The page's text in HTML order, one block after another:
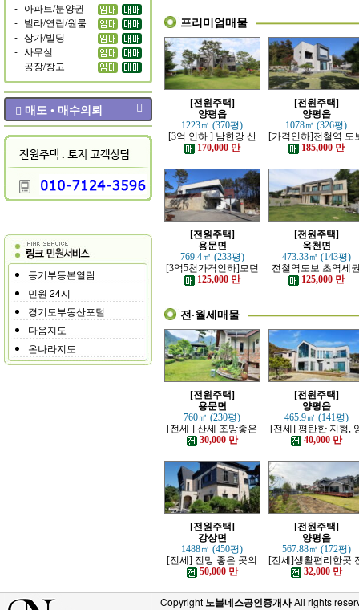
- 아파트/분양권
- 빌라/연립/원룸
- 상가/빌딩
- 사무실
- 공장/창고
매도 • 매수의뢰
등기부등본열람
민원 24시
경기도부동산포털
다음지도
온나라지도
프리미엄매물
[전원주택]
양평읍
1223㎡ (370평)
[3억 인하 ] 남한강 산
책로 접한 최고급 전원
170,000 만
[전원주택]
양평읍
1078㎡ (326평)
[가격인하]전철역 도
강조망 되는 고급 전
185,000 만
[전원주택]
용문면
769.4㎡ (233평)
[3억5천가격인하]모던
하고 고급스러운 본채,
별채있는 전원주택
125,000 만
[전원주택]
옥천면
473.33㎡ (143평)
전철역도보 초역세
강조망 고급전원주
125,000 만
전·월세매물
[전원주택]
용문면
760㎡ (230평)
[전세 ] 산세 조망좋은
정원 예쁜, 단층주택
30,000 만
[전원주택]
양평읍
465.9㎡ (141평)
[전세] 평탄한 지형,
평시내 차량 접근성
수한 전원주택
40,000 만
[전원주택]
강상면
1488㎡ (450평)
[전세] 전망 좋은 곳의
고급 전원주택
50,000 만
[전원주택]
양평읍
567.88㎡ (172평)
[전세]생활편리한곳
망트인 전원주택
32,000 만
Copyright 노블네스공인중개사All rights